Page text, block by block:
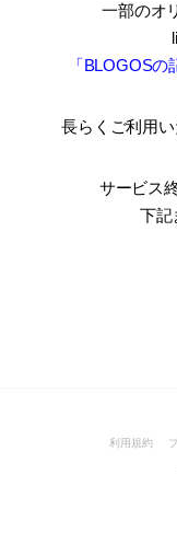
一部のオ
「BLOGOSの
長らくご利用い
サービス
下記
利用規約